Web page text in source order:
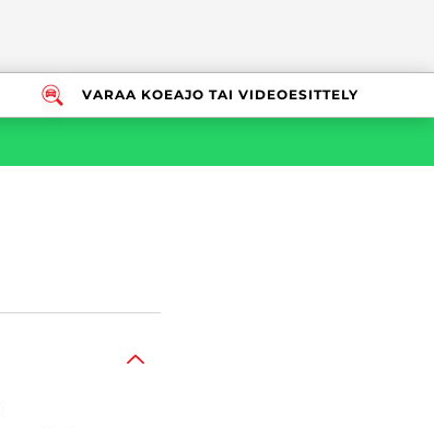
VARAA KOEAJO TAI VIDEOESITTELY